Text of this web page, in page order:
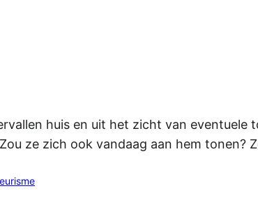
huis en uit het zicht van eventuele
ze zich ook vandaag aan hem tonen?